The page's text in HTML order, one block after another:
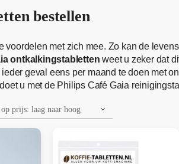
bestellen
met zich mee. Zo kan de
ontkalkingstabletten weet u zeker dat
geval eens per maand te doen met
u met de Philips Café Gaia